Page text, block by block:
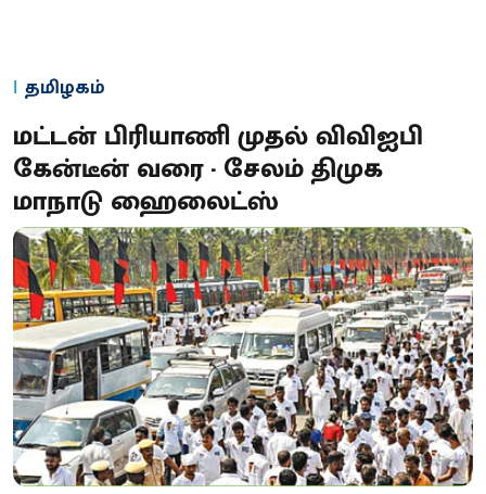
தமிழகம்
மட்டன் பிரியாணி முதல் விவிஐபி
கேன்டீன் வரை - சேலம் திமுக
மாநாடு ஹைலைட்ஸ்